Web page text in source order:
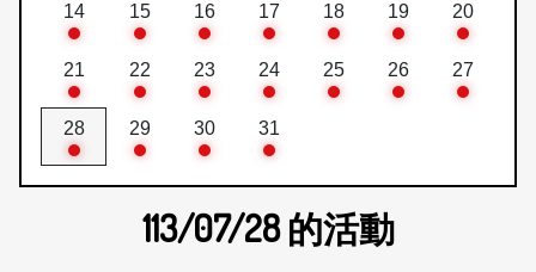
14 15 16 17 18 19 20
21 22 23 24 25 26 27
28 29 30 31
113/07/28的活動